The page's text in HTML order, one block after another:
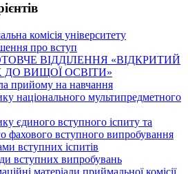
комісія університету
про вступ
ВІДДІЛЕННЯ «ВІДКРИТИЙ
ВИЩОЇ ОСВІТИ»
прийому на навчання
національного мультипредметного
єдиного вступного іспиту та
фахового вступного випробування
вступних іспитів
вступних випробувань
матеріали приймальної комісії